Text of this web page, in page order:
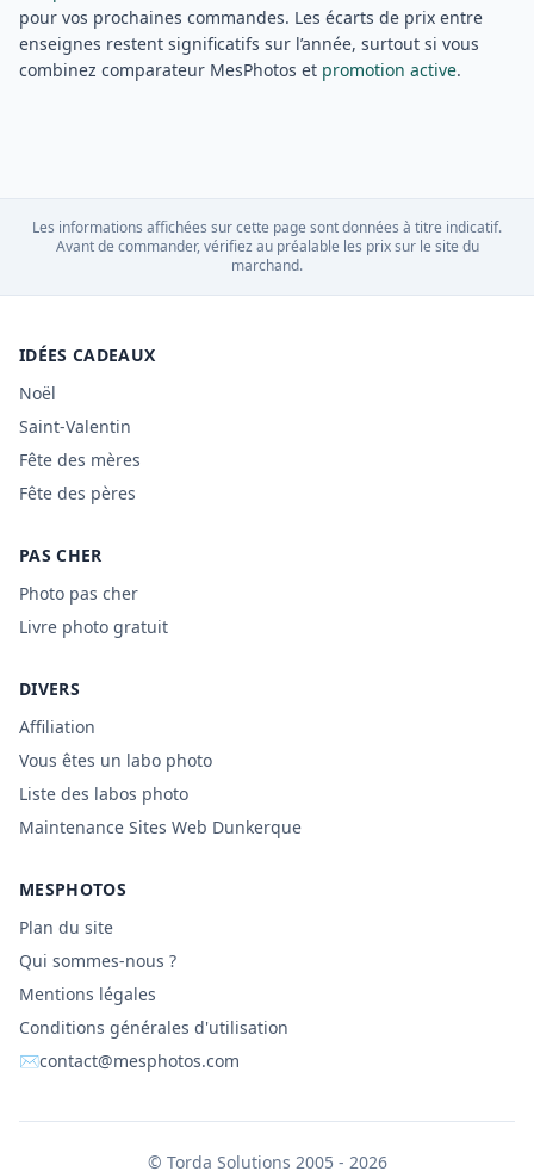
pour vos prochaines commandes. Les écarts de prix entre
enseignes restent significatifs sur l’année, surtout si vous
combinez comparateur MesPhotos et promotion active.
Les informations affichées sur cette page sont données à titre indicatif.
Avant de commander, vérifiez au préalable les prix sur le site du
marchand.
IDÉES CADEAUX
Noël
Saint-Valentin
Fête des mères
Fête des pères
PAS CHER
Photo pas cher
Livre photo gratuit
DIVERS
Affiliation
Vous êtes un labo photo
Liste des labos photo
Maintenance Sites Web Dunkerque
MESPHOTOS
Plan du site
Qui sommes-nous ?
Mentions légales
Conditions générales d'utilisation
✉contact@mesphotos.com
© Torda Solutions 2005 - 2026